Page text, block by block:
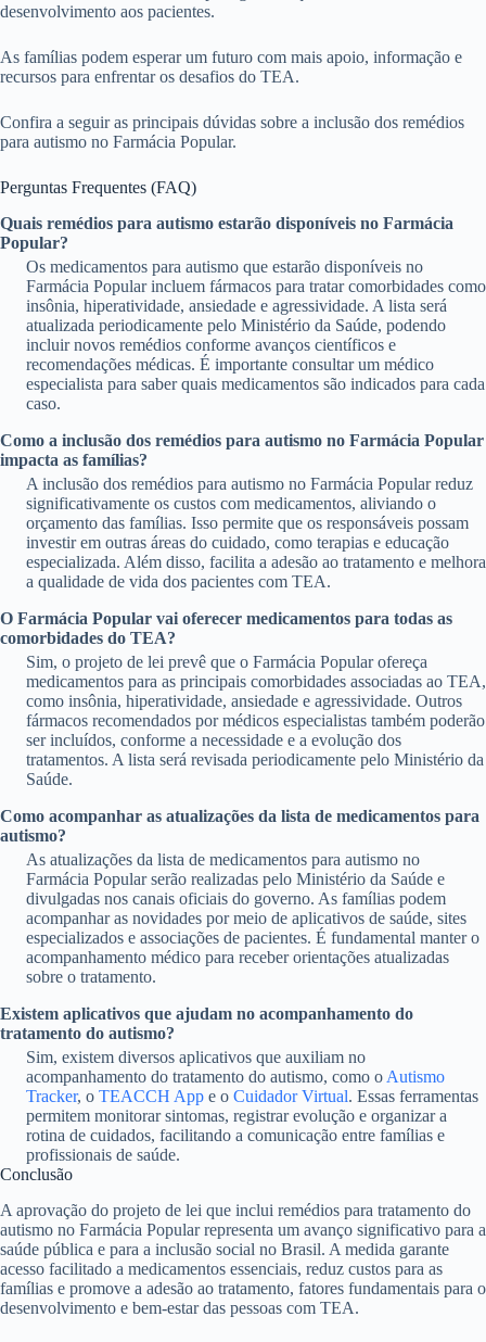
desenvolvimento aos pacientes.
As famílias podem esperar um futuro com mais apoio, informação e
recursos para enfrentar os desafios do TEA.
Confira a seguir as principais dúvidas sobre a inclusão dos remédios
para autismo no Farmácia Popular.
Perguntas Frequentes (FAQ)
Quais remédios para autismo estarão disponíveis no Farmácia
Popular?
Os medicamentos para autismo que estarão disponíveis no
Farmácia Popular incluem fármacos para tratar comorbidades como
insônia, hiperatividade, ansiedade e agressividade. A lista será
atualizada periodicamente pelo Ministério da Saúde, podendo
incluir novos remédios conforme avanços científicos e
recomendações médicas. É importante consultar um médico
especialista para saber quais medicamentos são indicados para cada
caso.
Como a inclusão dos remédios para autismo no Farmácia Popular
impacta as famílias?
A inclusão dos remédios para autismo no Farmácia Popular reduz
significativamente os custos com medicamentos, aliviando o
orçamento das famílias. Isso permite que os responsáveis possam
investir em outras áreas do cuidado, como terapias e educação
especializada. Além disso, facilita a adesão ao tratamento e melhora
a qualidade de vida dos pacientes com TEA.
O Farmácia Popular vai oferecer medicamentos para todas as
comorbidades do TEA?
Sim, o projeto de lei prevê que o Farmácia Popular ofereça
medicamentos para as principais comorbidades associadas ao TEA,
como insônia, hiperatividade, ansiedade e agressividade. Outros
fármacos recomendados por médicos especialistas também poderão
ser incluídos, conforme a necessidade e a evolução dos
tratamentos. A lista será revisada periodicamente pelo Ministério da
Saúde.
Como acompanhar as atualizações da lista de medicamentos para
autismo?
As atualizações da lista de medicamentos para autismo no
Farmácia Popular serão realizadas pelo Ministério da Saúde e
divulgadas nos canais oficiais do governo. As famílias podem
acompanhar as novidades por meio de aplicativos de saúde, sites
especializados e associações de pacientes. É fundamental manter o
acompanhamento médico para receber orientações atualizadas
sobre o tratamento.
Existem aplicativos que ajudam no acompanhamento do
tratamento do autismo?
Sim, existem diversos aplicativos que auxiliam no
acompanhamento do tratamento do autismo, como o Autismo
Tracker, o TEACCH App e o Cuidador Virtual. Essas ferramentas
permitem monitorar sintomas, registrar evolução e organizar a
rotina de cuidados, facilitando a comunicação entre famílias e
profissionais de saúde.
Conclusão
A aprovação do projeto de lei que inclui remédios para tratamento do
autismo no Farmácia Popular representa um avanço significativo para a
saúde pública e para a inclusão social no Brasil. A medida garante
acesso facilitado a medicamentos essenciais, reduz custos para as
famílias e promove a adesão ao tratamento, fatores fundamentais para o
desenvolvimento e bem-estar das pessoas com TEA.